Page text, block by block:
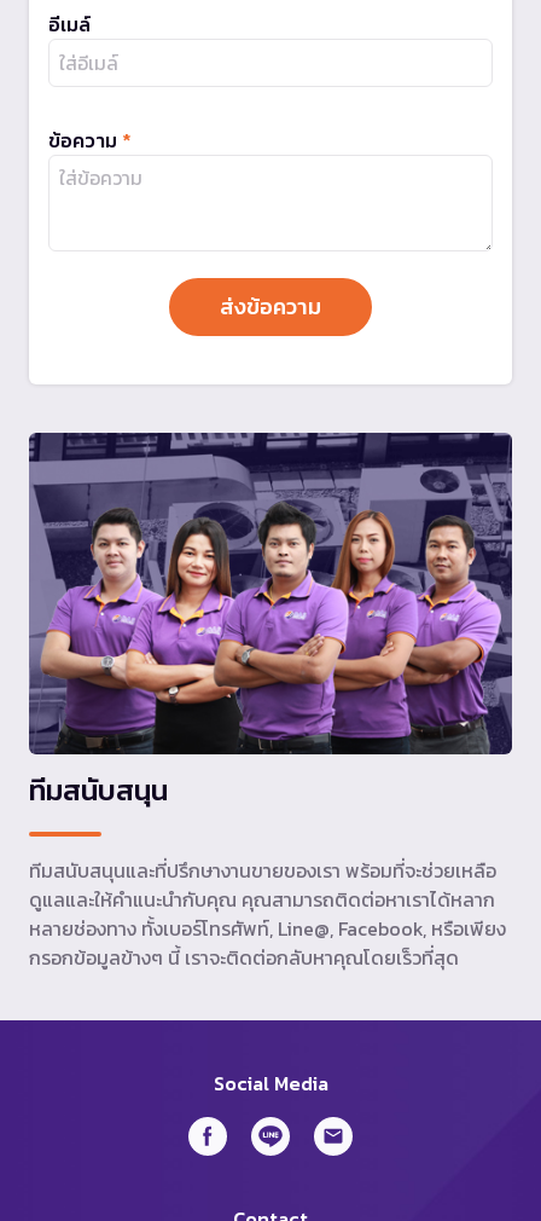
อีเมล์
ข้อความ *
ทีมสนับสนุน
ทีมสนับสนุนและที่ปรึกษางานขายของเรา พร้อมที่จะช่วยเหลือ
ดูแลและให้คำแนะนำกับคุณ คุณสามารถติดต่อหาเราได้หลาก
หลายช่องทาง ทั้งเบอร์โทรศัพท์, Line@, Facebook, หรือเพียง
กรอกข้อมูลข้างๆ นี้ เราจะติดต่อกลับหาคุณโดยเร็วที่สุด
Social Media